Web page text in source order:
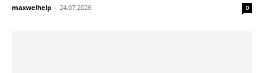
maxwelhelp - 24.07.2026 0